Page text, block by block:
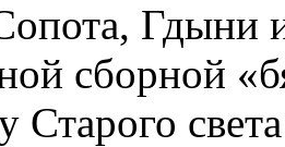
Гдыни
сборной
Старого